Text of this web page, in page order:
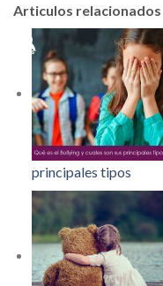
Articulos relacionados
principales tipos